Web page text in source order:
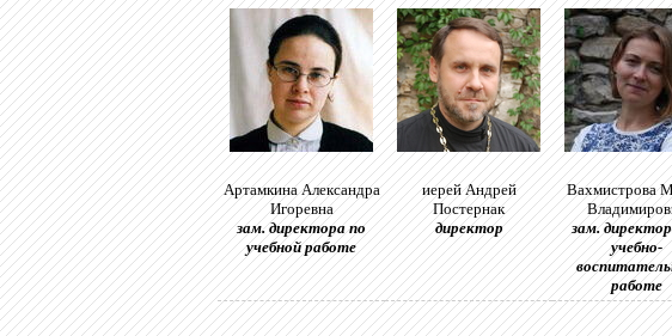
Артамкина Александра
Игоревна
зам. директора по
учебной работе
иерей Андрей
Постернак
директор
Вахмистрова
зам.
учебно-
работе